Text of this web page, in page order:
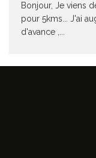
Bonjour, Je viens
pour 5kms... J'ai
d'avance ,...